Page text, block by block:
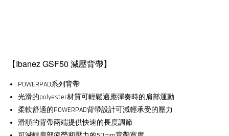
【Ibanez GSF50 減壓背帶】
POWERPAD系列背帶
光滑的polyester材質可輕鬆適應彈奏時的肩部運動
柔軟舒適的POWERPAD背帶設計可減輕承受的壓力
滑順的背帶兩端提供快速的長度調節